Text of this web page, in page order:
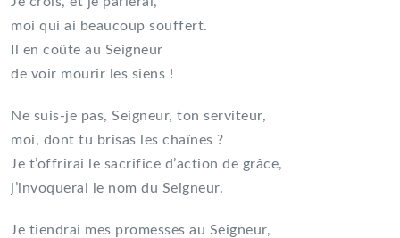
moi qui ai beaucoup souffert.
Il en coûte au Seigneur
de voir mourir les siens !
Ne suis-je pas, Seigneur, ton serviteur,
moi, dont tu brisas les chaînes ?
Je t’offrirai le sacrifice d’action de grâce,
j’invoquerai le nom du Seigneur.
Je tiendrai mes promesses au Seigneur,